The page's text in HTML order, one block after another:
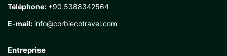
Téléphone: +90 5388342564
E-mail: info@corbiecotravel.com
Entreprise